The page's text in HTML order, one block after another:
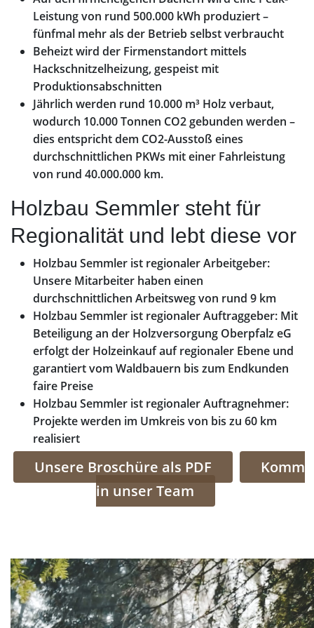
Leistung von rund 500.000 kWh produziert –
fünfmal mehr als der Betrieb selbst verbraucht
Beheizt wird der Firmenstandort mittels
Hackschnitzelheizung, gespeist mit
Produktionsabschnitten
Jährlich werden rund 10.000 m³ Holz verbaut,
wodurch 10.000 Tonnen CO2 gebunden werden –
dies entspricht dem CO2-Ausstoß eines
durchschnittlichen PKWs mit einer Fahrleistung
von rund 40.000.000 km.
Holzbau Semmler steht für
Regionalität und lebt diese vor
Holzbau Semmler ist regionaler Arbeitgeber:
Unsere Mitarbeiter haben einen
durchschnittlichen Arbeitsweg von rund 9 km
Holzbau Semmler ist regionaler Auftraggeber: Mit
Beteiligung an der Holzversorgung Oberpfalz eG
erfolgt der Holzeinkauf auf regionaler Ebene und
garantiert vom Waldbauern bis zum Endkunden
faire Preise
Holzbau Semmler ist regionaler Auftragnehmer:
Projekte werden im Umkreis von bis zu 60 km
realisiert
Unsere Broschüre als PDF
Komm
in unser Team